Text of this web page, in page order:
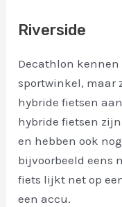
Riverside
Decathlon
sportwinkel, maar
hybride fietsen
hybride fietsen
en hebben ook
bijvoorbeeld eens
fiets lijkt net op
een accu.